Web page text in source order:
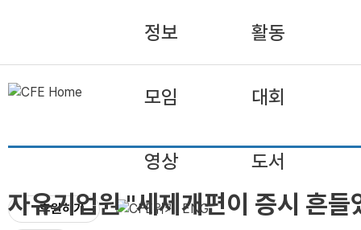
정보 활동
모임 대회
영상 도서
후원하기 ENG
자유기업원 "세제개편이 증시 흔